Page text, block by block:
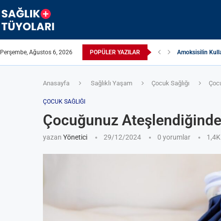
Perşembe, Ağustos 6, 2026 POPÜLER YAZILAR İltihaplı
Anasayfa Sağlıklı Yaşam Çocuk Sağlığı
ÇOCUK SAĞLIĞI
Çocuğunuz Ateşlendiğinde
yazan Yönetici 29/12/2024 0 yorumlar 1,4K